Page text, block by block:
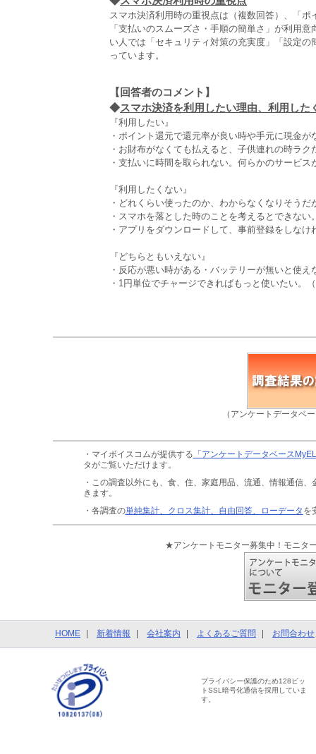
スマホ決済利用時の重視点は（複数回答）、「
「支払いのスムーズさ・手順の簡単さ」が利用
い人では「セキュリティ対策の充実度」「設定
っています。
【回答者のコメント】
◆スマホ決済を利用したい理由、利用した
『利用したい』
・ポイント還元で還元率が良い時や手元に現金
・お財布がなくても払えると、子供連れの時ラク
・支払いに時間を取られない。何らかのサービ
『利用したくない』
・どれくらい使ったのか、わからなくなりそう
・スマホを落とした時のことを考えるとできない
・アプリをダウンロードして、事前登録をしな
『どちらともいえない』
・反応が悪い時がある・バッテリーが無いと使え
・1円単位でチャージできればもっと使いたい。
（アンケートデータベ
・マイボイスコムが提供する 「アンケートデータベース
タがご覧いただけます。
・この調査以外にも、食、住、家庭用品、流通、情報通信、
きます。
・各調査の単純集計、クロス集計、自由回答、ローデータ を
★アンケートモニター募集中！モニタ
HOME 新着情報 会社案内 よくあるご質問 お問合わせ
プライバシー保護のため128ビッ
トSSL暗号化通信を採用していま
す。